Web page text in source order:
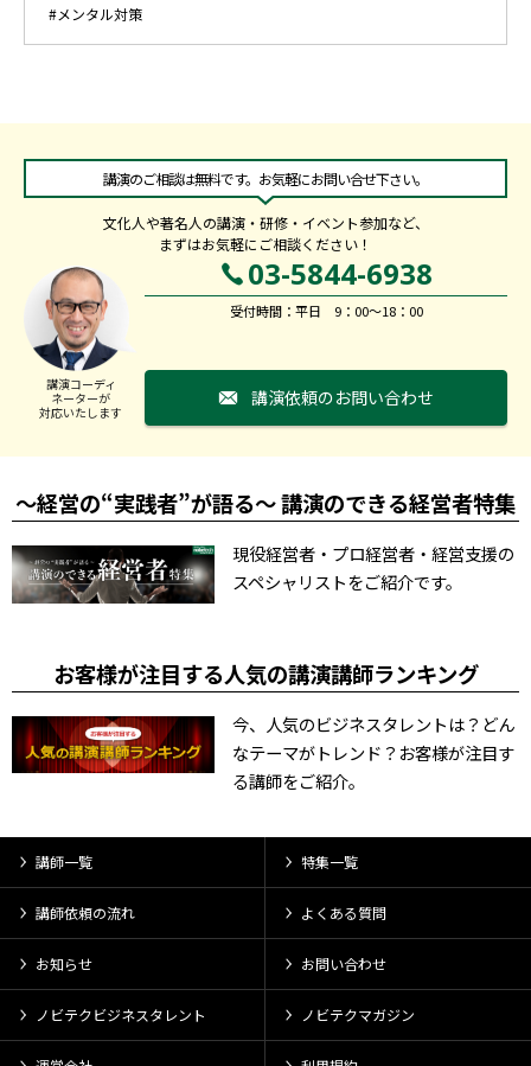
#メンタル対策
講演のご相談は無料です。お気軽にお問い合せ下さい。
文化人や著名人の講演・研修・イベント参加など、
まずはお気軽にご相談ください！
講演コーディ
ネーターが
対応いたします
03-5844-6938
受付時間：平日 9：00～18：00
講演依頼のお問い合わせ
～経営の“実践者”が語る～ 講演のできる経営者特集
現役経営者・プロ経営者・経営支援の
スペシャリストをご紹介です。
お客様が注目する人気の講演講師ランキング
今、人気のビジネスタレントは？どん
なテーマがトレンド？お客様が注目す
る講師をご紹介。
講師一覧 特集一覧
講師依頼の流れ よくある質問
お知らせ お問い合わせ
ノビテクビジネスタレント ノビテクマガジン